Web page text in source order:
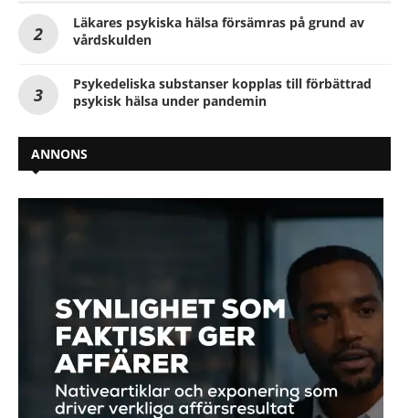
Läkares psykiska hälsa försämras på grund av
vårdskulden
Psykedeliska substanser kopplas till förbättrad
psykisk hälsa under pandemin
ANNONS